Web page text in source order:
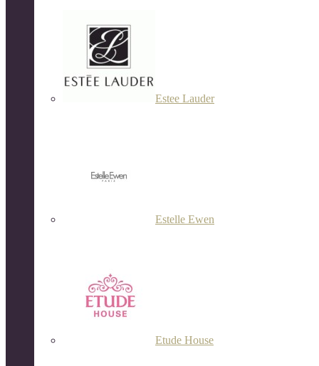
Estee Lauder
Estelle Ewen
Etude House